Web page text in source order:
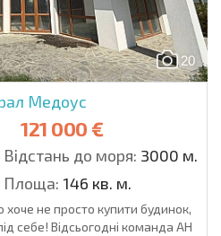
20
Медоус
121 000 €
Відстань до моря: 3000 м.
Площа: 146 кв. м.
хоче не просто купити будинок,
себе! Відсьогодні команда АН